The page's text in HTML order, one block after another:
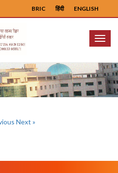
ENGLISH
हिंदी
BRIC
Menu
Next »